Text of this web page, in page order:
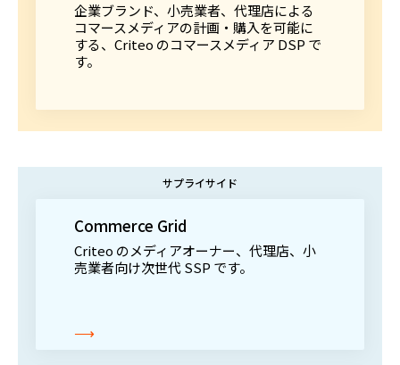
企業ブランド、小売業者、代理店による
コマースメディアの計画・購入を可能に
する、Criteo のコマースメディア DSP で
す。
サプライサイド
Commerce Grid
Criteo のメディアオーナー、代理店、小
売業者向け次世代 SSP です。
⟶